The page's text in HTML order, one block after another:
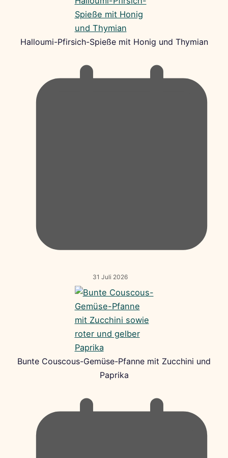
Halloumi-Pfirsich-Spieße mit Honig und Thymian
31 Juli 2026
Bunte Couscous-Gemüse-Pfanne mit Zucchini und
Paprika